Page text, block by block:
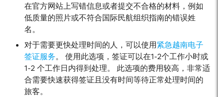
在官方网站上写错信息或者提交不合格的材料，例如
低质量的照片或不符合国际民航组织指南的错误姓
名。
对于需要更快处理时间的人，可以使用紧急越南电子
签证服务。 使用此选项，签证可以在1-2个工作小时或
1-2 个工作日内得到处理。 此选项的费用较高，非常适
合需要快速获得签证且没有时间等待正常处理时间的
旅客。